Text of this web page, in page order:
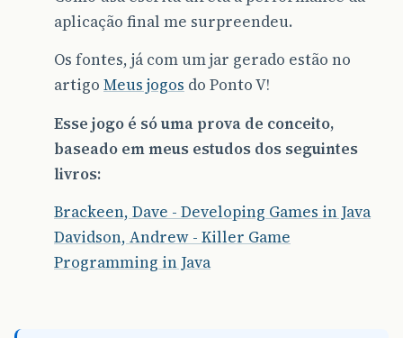
aplicação final me surpreendeu.
Os fontes, já com um jar gerado estão no
artigo Meus jogos do Ponto V!
Esse jogo é só uma prova de conceito,
baseado em meus estudos dos seguintes
livros:
Brackeen, Dave - Developing Games in Java
Davidson, Andrew - Killer Game
Programming in Java